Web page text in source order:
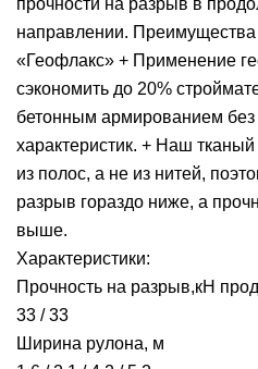
прочности на разрыв в
направлении. Преимущества
«Геофлакс» + Применение
сэкономить до 20%
бетонным армированием без
характеристик. + Наш тканый
из полос, а не из нитей,
разрыв гораздо ниже, а
выше.
Характеристики:
Прочность на разрыв,кН
33 / 33
Ширина рулона, м